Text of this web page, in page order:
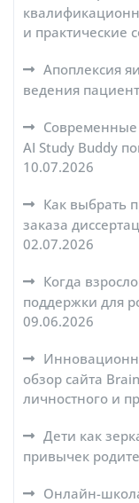
и практические
Апоплексия
ведения
Современные
AI Study Buddy
10.07.2026
Как выбрать
заказа
02.07.2026
Когда
поддержки для
09.06.2026
обзор сайта
личностного и
Дети как
привычек
Онлайн-